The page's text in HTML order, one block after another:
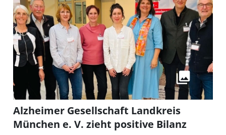
mit Demenz und deren Angehörige entwickelt.
Alzheimer Gesellschaft Landkreis
München e. V. zieht positive Bilanz